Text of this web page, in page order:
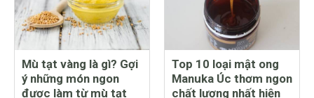
Mù tạt vàng là gì? Gợi
ý những món ngon
được làm từ mù tạt
Top 10 loại mật ong
Manuka Úc thơm ngon
chất lượng nhất hiện